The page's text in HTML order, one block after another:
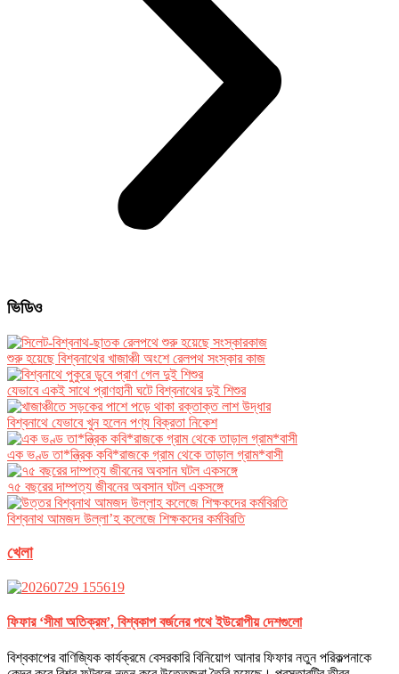
ভিডিও
শুরু হয়েছে বিশ্বনাথের খাজাঞ্চী অংশে রেলপথ সংস্কার কাজ
যেভাবে একই সাথে প্রাণহানী ঘটে বিশ্বনাথের দুই শিশুর
বিশ্বনাথে যেভাবে খুন হলেন পণ্য বিক্রতা নিকেশ
এক ভণ্ড তা*ন্ত্রিক কবি*রাজকে গ্রাম থেকে তাড়াল গ্রাম*বাসী
৭৫ বছরের দাম্পত্য জীবনের অবসান ঘটল একসঙ্গে
বিশ্বনাথ আমজদ উল্লা’হ কলেজে শিক্ষকদের কর্মবিরতি
খেলা
ফিফার ‘সীমা অতিক্রম’, বিশ্বকাপ বর্জনের পথে ইউরোপীয় দেশগুলো
বিশ্বকাপের বাণিজ্যিক কার্যক্রমে বেসরকারি বিনিয়োগ আনার ফিফার নতুন পরিকল্পনাকে